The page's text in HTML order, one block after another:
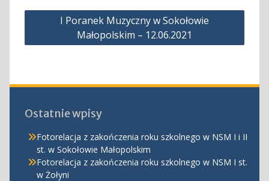
Nawigacja
I Poranek Muzyczny w Sokołowie
Małopolskim – 12.06.2021
Ostatnie wpisy
Fotorelacja z zakończenia roku szkolnego w NSM I i II
st. w Sokołowie Małopolskim
Fotorelacja z zakończenia roku szkolnego w NSM I st.
w Żołyni